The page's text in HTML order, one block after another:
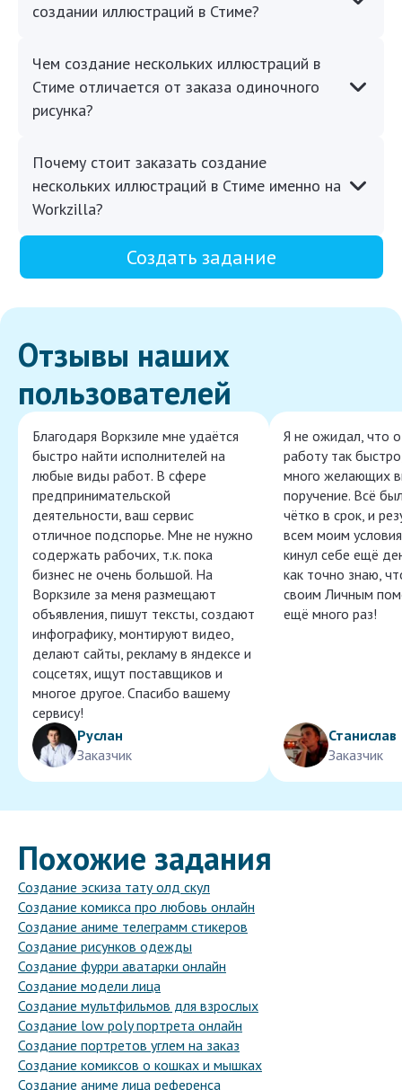
создании иллюстраций в Стиме?
Чем создание нескольких иллюстраций в
Стиме отличается от заказа одиночного
рисунка?
Почему стоит заказать создание
нескольких иллюстраций в Стиме именно на
Workzilla?
Создать задание
Отзывы наших
пользователей
Благодаря Воркзиле мне удаётся
быстро найти исполнителей на
любые виды работ. В сфере
предпринимательской
деятельности, ваш сервис
отличное подспорье. Мне не нужно
содержать рабочих, т.к. пока
бизнес не очень большой. На
Воркзиле за меня размещают
объявления, пишут тексты, создают
инфографику, монтируют видео,
делают сайты, рекламу в яндексе и
соцсетях, ищут поставщиков и
многое другое. Спасибо вашему
сервису!
Руслан
Заказчик
Я не ожидал, что
работу так
много желающих
поручение. Всё
чётко в срок, и
всем моим
кинул себе ещё
как точно знаю,
своим Личным
ещё много раз!
Станислав
Заказчик
Похожие задания
Создание эскиза тату олд скул
Создание комикса про любовь онлайн
Создание аниме телеграмм стикеров
Создание рисунков одежды
Создание фурри аватарки онлайн
Создание модели лица
Создание мультфильмов для взрослых
Создание low poly портрета онлайн
Создание портретов углем на заказ
Создание комиксов о кошках и мышках
Создание аниме лица референса